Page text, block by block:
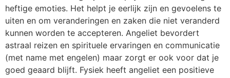
heftige emoties. Het helpt je eerlijk zijn en gevoelens te
uiten en om veranderingen en zaken die niet veranderd
kunnen worden te accepteren. Angeliet bevordert
astraal reizen en spirituele ervaringen en communicatie
(met name met engelen) maar zorgt er ook voor dat je
goed geaard blijft. Fysiek heeft angeliet een positieve